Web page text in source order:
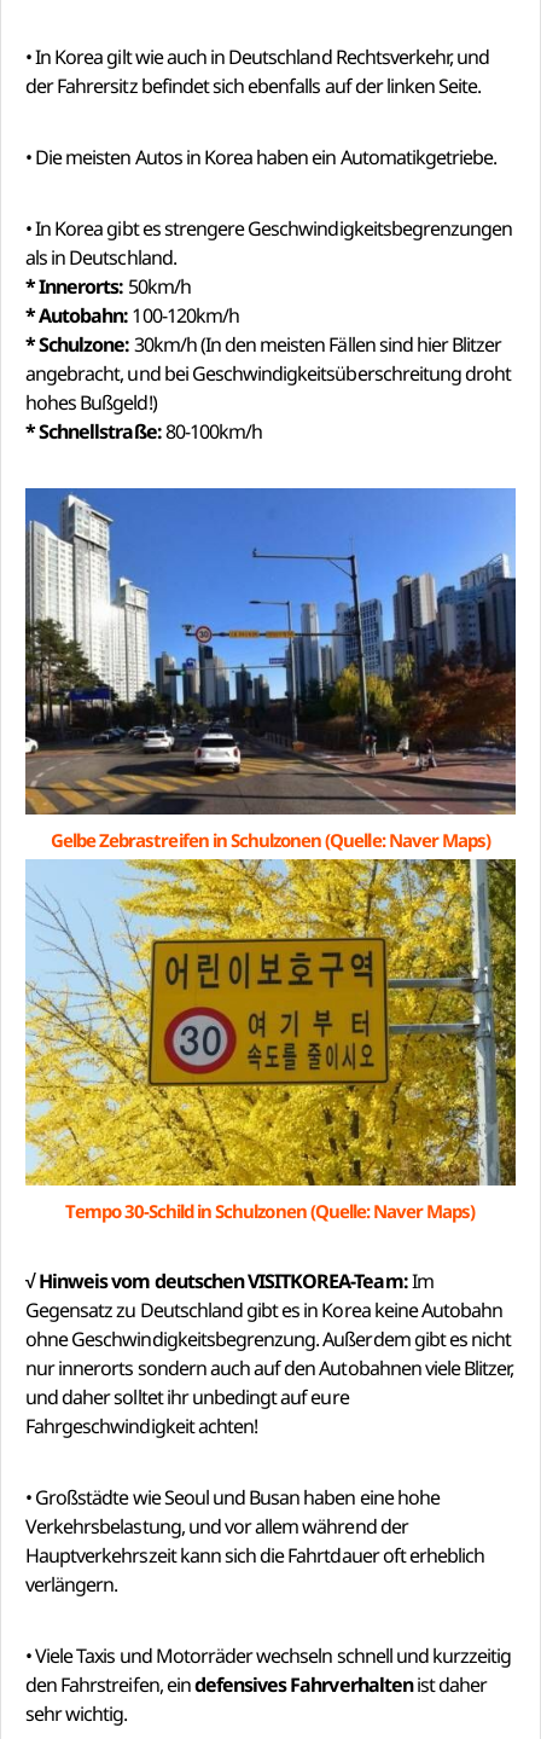
• In Korea gilt wie auch in Deutschland Rechtsverkehr, und
der Fahrersitz befindet sich ebenfalls auf der linken Seite.
• Die meisten Autos in Korea haben ein Automatikgetriebe.
• In Korea gibt es strengere Geschwindigkeitsbegrenzungen
als in Deutschland.
* Innerorts: 50km/h
* Autobahn:100-120km/h
* Schulzone:30km/h (In den meisten Fällen sind hier Blitzer
angebracht, und bei Geschwindigkeitsüberschreitung droht
hohes Bußgeld!)
* Schnellstraße:80-100km/h
Gelbe Zebrastreifen in Schulzonen (Quelle: Naver Maps)
Tempo 30-Schild in Schulzonen (Quelle: Naver Maps)
√ Hinweis vom deutschen VISITKOREA-Team:Im
Gegensatz zu Deutschland gibt es in Korea keine Autobahn
ohne Geschwindigkeitsbegrenzung. Außerdem gibt es nicht
nur innerorts sondern auch auf den Autobahnen viele Blitzer,
und daher solltet ihr unbedingt auf eure
Fahrgeschwindigkeit achten!
• Großstädte wie Seoul und Busan haben eine hohe
Verkehrsbelastung, und vor allem während der
Hauptverkehrszeit kann sich die Fahrtdauer oft erheblich
verlängern.
• Viele Taxis und Motorräder wechseln schnell und kurzzeitig
den Fahrstreifen, eindefensives Fahrverhaltenist daher
sehr wichtig.